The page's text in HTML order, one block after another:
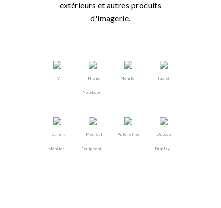
extérieurs et autres produits
d'imagerie.
TV Phone,
Notebook
Monitor Tablet
Camera
Monitor
Medical
Equipment
Automotive Outdoor
Display